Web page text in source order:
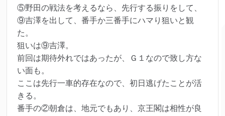
⑤野田の戦法を考えるなら、先行する振りをして、
⑨吉澤を出して、番手か三番手にハマり狙いと観
た。
狙いは⑨吉澤。
前回は期待外れではあったが、Ｇ１なので致し方な
い面も。
ここは先行一車的存在なので、初日逃げたことが活
きる。
番手の②朝倉は、地元でもあり、京王閣は相性が良